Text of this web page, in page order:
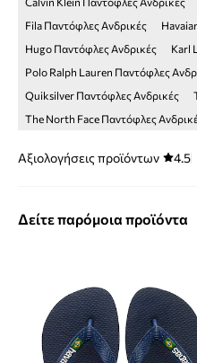
Fila Παντόφλες Ανδρικές
Hugo Παντόφλες Ανδρικές
Karl
Polo Ralph Lauren Παντόφλες
Quiksilver Παντόφλες Ανδρικές
The North Face Παντόφλες
Αξιολογήσεις προϊόντων 4.5
Δείτε παρόμοια προϊόντα